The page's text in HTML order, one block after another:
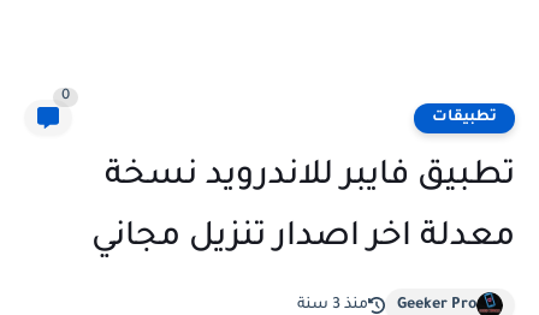
تطبيقات
0
تطبيق فايبر للاندرويد نسخة
معدلة اخر اصدار تنزيل مجاني
Geeker Pro منذ 3 سنة